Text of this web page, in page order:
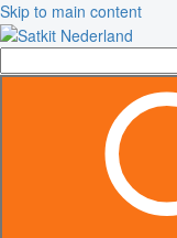
Skip to main content